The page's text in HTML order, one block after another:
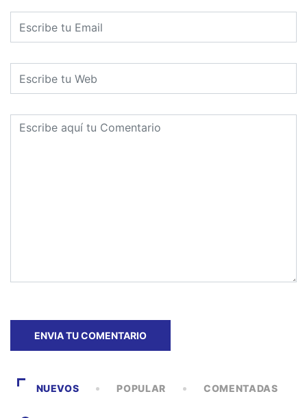
NUEVOS POPULAR COMENTADAS